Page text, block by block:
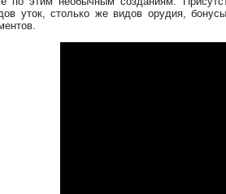
уток, столько же видов орудия,